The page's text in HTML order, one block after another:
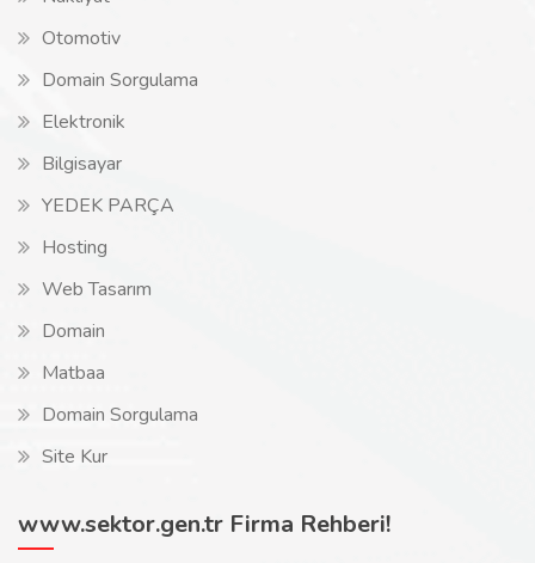
Otomotiv
Domain Sorgulama
Elektronik
Bilgisayar
YEDEK PARÇA
Hosting
Web Tasarım
Domain
Matbaa
Domain Sorgulama
Site Kur
www.sektor.gen.tr Firma Rehberi!